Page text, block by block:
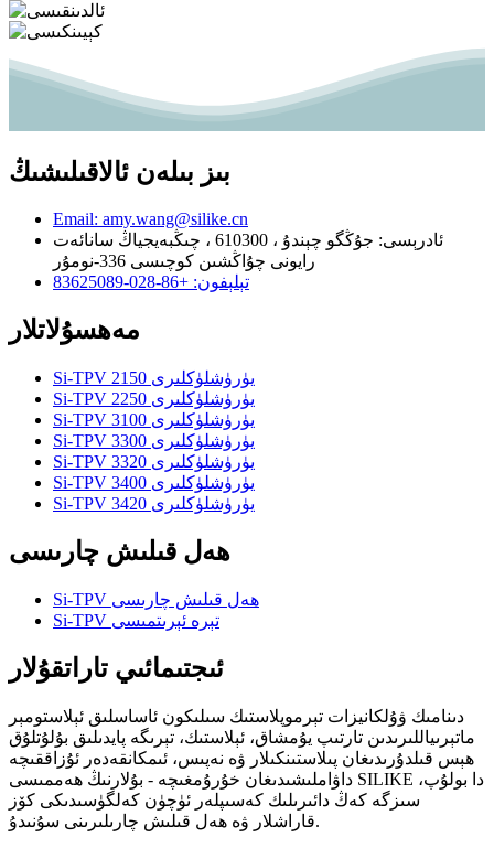
بىز بىلەن ئالاقىلىشىڭ
Email: amy.wang@silike.cn
ئادرېسى: جۇڭگو چېندۇ ، 610300 ، چىڭبەيجياڭ سانائەت
رايونى چۇاڭشىن كوچىسى 336-نومۇر
تېلېفون: +86-028-83625089
مەھسۇلاتلار
Si-TPV 2150 يۈرۈشلۈكلىرى
Si-TPV 2250 يۈرۈشلۈكلىرى
Si-TPV 3100 يۈرۈشلۈكلىرى
Si-TPV 3300 يۈرۈشلۈكلىرى
Si-TPV 3320 يۈرۈشلۈكلىرى
Si-TPV 3400 يۈرۈشلۈكلىرى
Si-TPV 3420 يۈرۈشلۈكلىرى
ھەل قىلىش چارىسى
Si-TPV ھەل قىلىش چارىسى
Si-TPV تېرە ئېرىتمىسى
ئىجتىمائىي تاراتقۇلار
دىنامىك ۋۇلكانيزات تېرموپلاستىك سىلىكون ئاساسلىق ئېلاستومېر
ماتېرىياللىرىدىن تارتىپ يۇمشاق، ئېلاستىك، تېرىگە پايدىلىق بۇلۇتلۇق
ھېس قىلدۇرىدىغان پىلاستىنكىلار ۋە نەپىس، ئىمكانقەدەر ئۇزاققىچە
داۋاملىشىدىغان خۇرۇمغىچە - بۇلارنىڭ ھەممىسى SILIKE دا بولۇپ،
سىزگە كەڭ دائىرىلىك كەسىپلەر ئۈچۈن كەلگۈسىدىكى كۆز
قاراشلار ۋە ھەل قىلىش چارىلىرىنى سۇنىدۇ.